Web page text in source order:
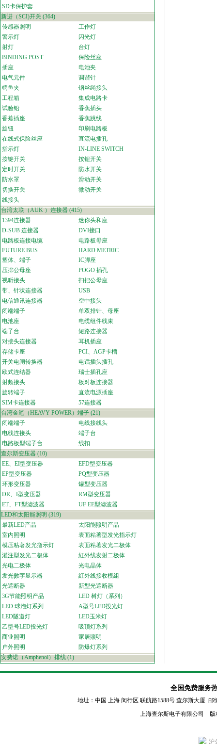
SD卡保护套
新进（SCI)开关 (364)
传感器照明
工作灯
警示灯
闪光灯
射灯
台灯
BINDING POST
保险丝座
插座
电池夹
电气元件
调谐针
鳄鱼夹
钢丝绳接头
工程箱
集成电路卡
试验铅
香蕉插头
香蕉插座
香蕉跳线
旋钮
印刷电路板
在线式保险丝座
直流电插孔
指示灯
IN-LINE SWITCH
按键开关
按钮开关
定时开关
防水开关
防水罩
滑动开关
切换开关
微动开关
线接头
台湾太联（AUK ）连接器 (415)
1394连接器
迷你头和座
D-SUB 连接器
DVI接口
电路板连接电缆
电路板母座
FUTURE BUS
HARD METRIC
塑体、端子
IC脚座
压排公母座
POGO 插孔
视听接头
扫把公母座
带、针状连接器
USB
电信通讯连接器
空中接头
闭端端子
单双排针、母座
电池座
电缆组件线束
端子台
短路连接器
对接头连接器
耳机插座
存储卡座
PCI、AGP卡槽
开关电闸转换器
电话插头插孔
欧式连结器
瑞士插孔座
射频接头
板对板连接器
旋转端子
直流电源插座
SIM卡连接器
57连接器
台湾金笔（HEAVY POWER）端子 (21)
闭端端子
电线接线头
电线连接头
端子台
电路板型端子台
线扣
查尔斯变压器 (10)
EE、EI型变压器
EFD型变压器
EP型变压器
PQ型变压器
环形变压器
罐型变压器
DR、I型变压器
RM型变压器
ET、FT型滤波器
UF EE型滤波器
LED和太阳能照明 (319)
最新LED产品
太阳能照明产品
室内照明
表面粘著型发光指示灯
模压粘著发光指示灯
表面粘著发光二极体
灌注型发光二极体
紅外线发射二极体
光电二极体
光电晶体
发光數字显示器
紅外线接收模組
光遮断器
新型光遮断器
3G节能照明产品
LED 树灯（系列）
LED 球泡灯系列
A型号LED投光灯
LED隧道灯
LED玉米灯
乙型号LED投光灯
吸顶灯系列
商业照明
家居照明
户外照明
防爆灯系列
安费诺（Amphenol）排线 (1)
全国免费服务
地址：中国 上海 闵行区 联航路1588号 查尔斯大厦 邮
上海查尔斯电子有限公司
沪